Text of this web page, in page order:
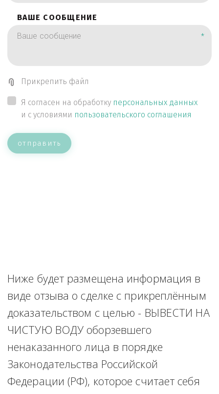
ВАШЕ СООБЩЕНИЕ
*
Прикрепить файл
Я согласен на обработку персональных данных
и с условиями пользовательского соглашения
отправить
Ниже будет размещена информация в
виде отзыва о сделке с прикреплённым
доказательством с целью - ВЫВЕСТИ НА
ЧИСТУЮ ВОДУ оборзевшего
ненаказанного лица в порядке
Законодательства Российской
Федерации (РФ), которое считает себя